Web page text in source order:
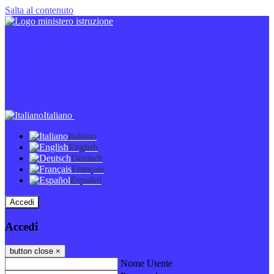
Salta al contenuto
Italiano
Italiano
English
Deutsch
Français
Español
Accedi
Accedi
button close ×
Nome Utente